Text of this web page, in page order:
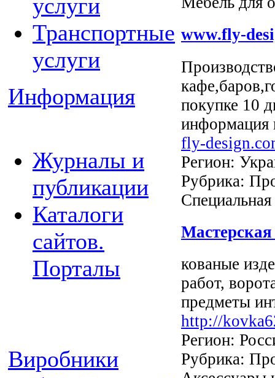
услуги
Транспортные
услуги
Информация
Журналы и
публикации
Каталоги
сайтов.
Порталы
Виробники
www.fly-
покупке 10
информация
fly-
Регион:
Рубрика:
кованые
работ,
предметы
http://
Регион:
Рубрика: